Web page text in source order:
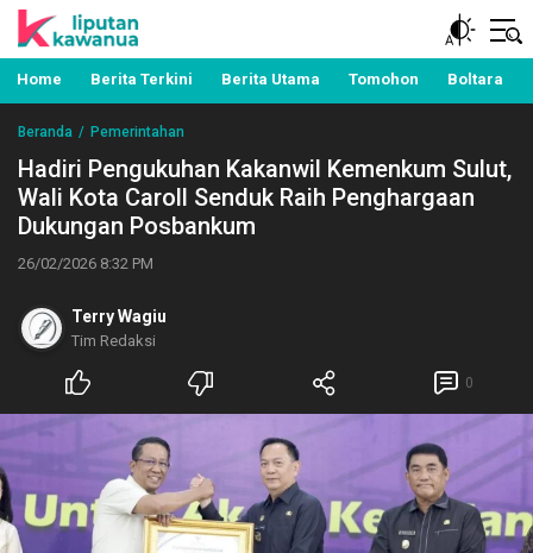
Liputan Kawanua
Berita Manado, Sulawesi Utara, Kawanua, Politik,
Pemerintahan, Hukum Kriminal dan Nasional
Home Berita Terkini Berita Utama Tomohon Boltara
Beranda Pemerintahan
Hadiri Pengukuhan Kakanwil Kemenkum Sulut,
Wali Kota Caroll Senduk Raih Penghargaan
Dukungan Posbankum
26/02/2026 8:32 PM
Terry Wagiu
Tim Redaksi
0